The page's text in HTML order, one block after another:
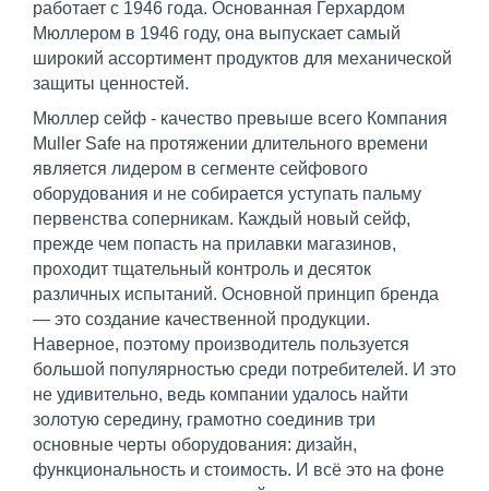
работает с 1946 года. Основанная Герхардом
Мюллером в 1946 году, она выпускает самый
широкий ассортимент продуктов для механической
защиты ценностей.
Мюллер сейф - качество превыше всего Компания
Muller Safe на протяжении длительного времени
является лидером в сегменте сейфового
оборудования и не собирается уступать пальму
первенства соперникам. Каждый новый сейф,
прежде чем попасть на прилавки магазинов,
проходит тщательный контроль и десяток
различных испытаний. Основной принцип бренда
— это создание качественной продукции.
Наверное, поэтому производитель пользуется
большой популярностью среди потребителей. И это
не удивительно, ведь компании удалось найти
золотую середину, грамотно соединив три
основные черты оборудования: дизайн,
функциональность и стоимость. И всё это на фоне